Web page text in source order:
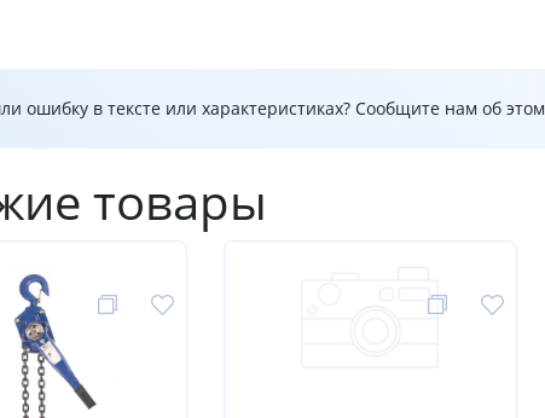
ошибку в тексте или характеристиках? Сообщите нам об этом
товары